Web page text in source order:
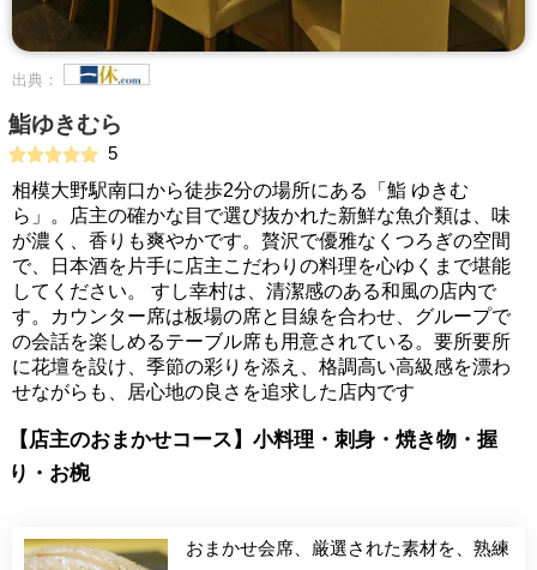
出典：
鮨ゆきむら
5
相模大野駅南口から徒歩2分の場所にある「鮨 ゆきむ
ら」。店主の確かな目で選び抜かれた新鮮な魚介類は、味
が濃く、香りも爽やかです。贅沢で優雅なくつろぎの空間
で、日本酒を片手に店主こだわりの料理を心ゆくまで堪能
してください。 すし幸村は、清潔感のある和風の店内で
す。カウンター席は板場の席と目線を合わせ、グループで
の会話を楽しめるテーブル席も用意されている。要所要所
に花壇を設け、季節の彩りを添え、格調高い高級感を漂わ
せながらも、居心地の良さを追求した店内です
【店主のおまかせコース】小料理・刺身・焼き物・握
り・お椀
おまかせ会席、厳選された素材を、熟練